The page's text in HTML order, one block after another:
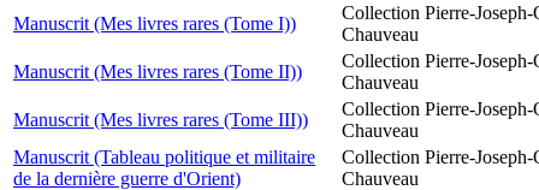
Manuscrit (Mes livres rares (Tome I))
Collection Pierre-
Chauveau
Manuscrit (Mes livres rares (Tome II))
Collection Pierre-
Chauveau
Manuscrit (Mes livres rares (Tome III))
Collection Pierre-
Chauveau
Manuscrit (Tableau politique et militaire
de la dernière guerre d'Orient)
Collection Pierre-
Chauveau